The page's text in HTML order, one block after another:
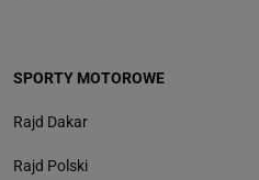
SPORTY MOTOROWE
Rajd Dakar
Rajd Polski